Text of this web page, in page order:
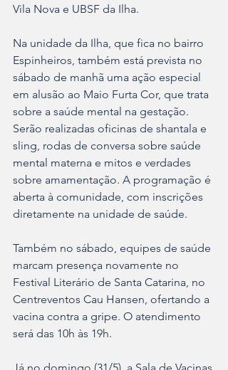
Vila Nova e UBSF da Ilha.
Na unidade da Ilha, que fica no bairro
Espinheiros, também está prevista no
sábado de manhã uma ação especial
em alusão ao Maio Furta Cor, que trata
sobre a saúde mental na gestação.
Serão realizadas oficinas de shantala e
sling, rodas de conversa sobre saúde
mental materna e mitos e verdades
sobre amamentação. A programação é
aberta à comunidade, com inscrições
diretamente na unidade de saúde.
Também no sábado, equipes de saúde
marcam presença novamente no
Festival Literário de Santa Catarina, no
Centreventos Cau Hansen, ofertando a
vacina contra a gripe. O atendimento
será das 10h às 19h.